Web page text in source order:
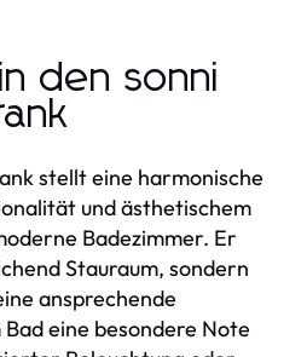
den sonni
stellt eine harmonische
und ästhetischem
Badezimmer. Er
Stauraum, sondern
ansprechende
eine besondere Note